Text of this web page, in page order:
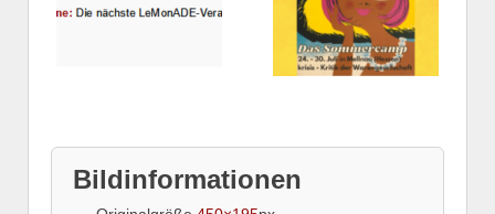
Bildinformationen